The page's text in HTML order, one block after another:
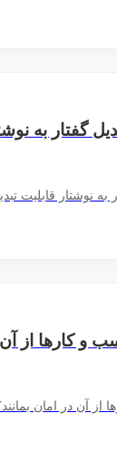
کارها از آن
آن در امان بمانند؟